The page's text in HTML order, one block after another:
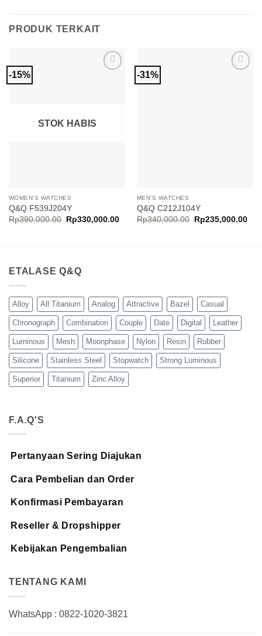
PRODUK TERKAIT
-15%
STOK HABIS
WOMEN'S WATCHES
Q&Q F539J204Y
Rp390,000.00
Harga
aslinya
Rp330,000.00Harga
-31%
MEN'S WATCHES
Q&Q C212J104Y
Rp340,000.00
Harga
aslinya
Rp235,000.00
ETALASE Q&Q
Alloy All Titanium Analog Attractive Bazel Casual
Chronograph Combination Couple Date Digital Leather
Luminous Mesh Moonphase Nylon Resin Rubber
Silicone Stainless Steel Stopwatch Strong Luminous
Superior Titanium Zinc Alloy
F.A.Q'S
Pertanyaan Sering Diajukan
Cara Pembelian dan Order
Konfirmasi Pembayaran
Reseller & Dropshipper
Kebijakan Pengembalian
TENTANG KAMI
WhatsApp : 0822-1020-3821